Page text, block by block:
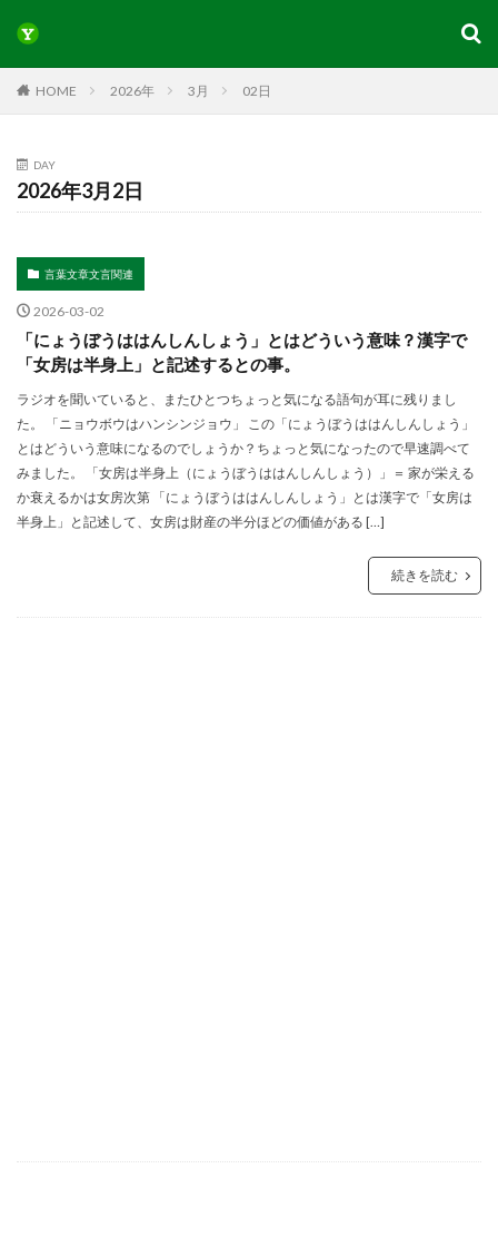
HOME 2026年 3月 02日
DAY
2026年3月2日
言葉文章文言関連
2026-03-02
「にょうぼうははんしんしょう」とはどういう意味？漢字で
「女房は半身上」と記述するとの事。
ラジオを聞いていると、またひとつちょっと気になる語句が耳に残りまし
た。 「ニョウボウはハンシンジョウ」 この「にょうぼうははんしんしょう」
とはどういう意味になるのでしょうか？ちょっと気になったので早速調べて
みました。 「女房は半身上（にょうぼうははんしんしょう）」＝ 家が栄える
か衰えるかは女房次第 「にょうぼうははんしんしょう」とは漢字で「女房は
半身上」と記述して、女房は財産の半分ほどの価値がある […]
続きを読む